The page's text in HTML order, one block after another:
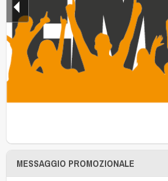
MESSAGGIO PROMOZIONALE